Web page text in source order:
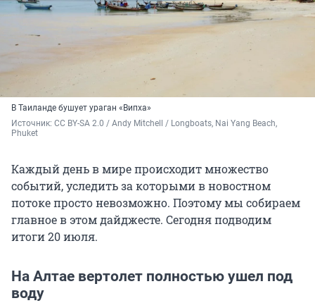
В Таиланде бушует ураган «Випха»
Источник: CC BY-SA 2.0 / Andy Mitchell / Longboats, Nai Yang Beach,
Phuket
Каждый день в мире происходит множество
событий, уследить за которыми в новостном
потоке просто невозможно. Поэтому мы собираем
главное в этом дайджесте. Сегодня подводим
итоги 20 июля.
На Алтае вертолет полностью ушел под
воду